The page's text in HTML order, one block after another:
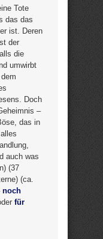
Tote
das das
ist. Deren
der
die
umwirbt
Doch
–
das in
auch was
(37
(ca.
noch
für